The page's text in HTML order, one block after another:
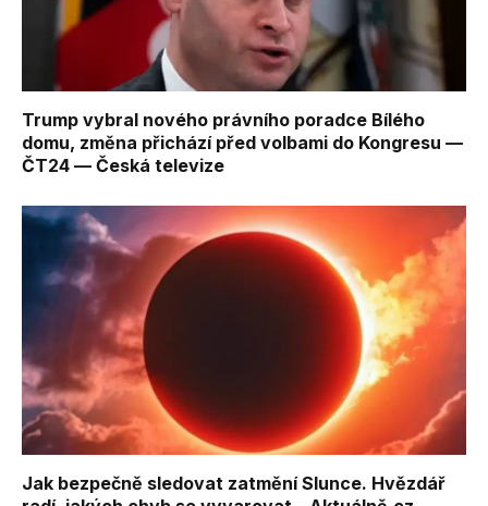
Trump vybral nového právního poradce Bílého
domu, změna přichází před volbami do Kongresu —
ČT24 — Česká televize
Jak bezpečně sledovat zatmění Slunce. Hvězdář